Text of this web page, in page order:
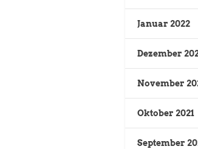
Januar 2022
Dezember
November
Oktober 2021
September